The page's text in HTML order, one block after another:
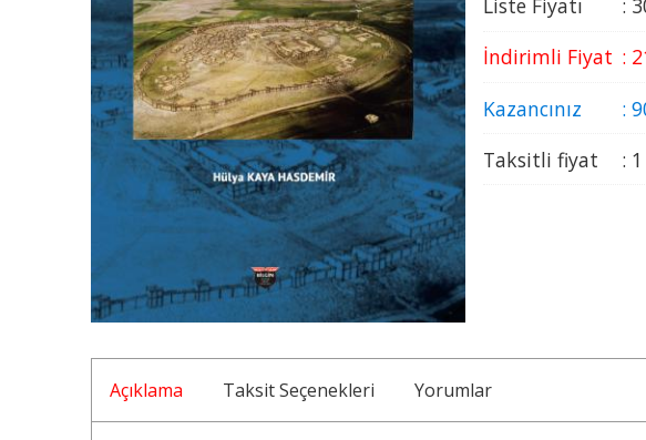
Liste Fiyatı :
İndirimli Fiyat :
Kazancınız
:
Taksitli fiyat
:
Açıklama Taksit Seçenekleri Yorumlar